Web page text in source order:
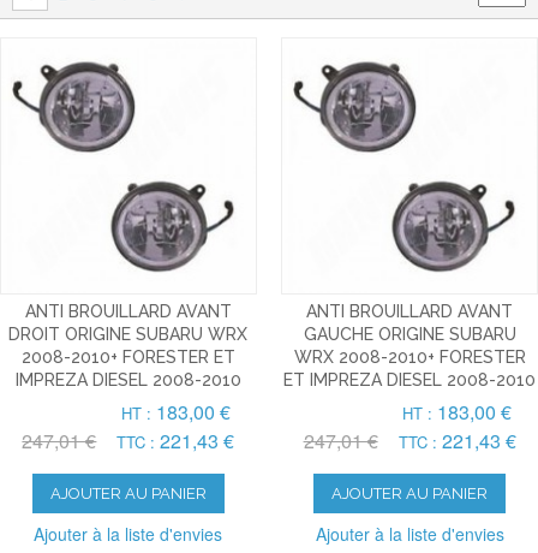
ANTI BROUILLARD AVANT
DROIT ORIGINE SUBARU WRX
2008-2010+ FORESTER ET
IMPREZA DIESEL 2008-2010
247,01 €
HT : 183,00 €
TTC : 221,43 €
AJOUTER AU PANIER
Ajouter à la liste d'envies
ANTI BROUILLARD AVANT
GAUCHE ORIGINE SUBARU
WRX 2008-2010+ FORESTER
ET IMPREZA DIESEL 2008-2010
247,01 €
HT : 183,00 €
TTC : 221,43 €
AJOUTER AU PANIER
Ajouter à la liste d'envies